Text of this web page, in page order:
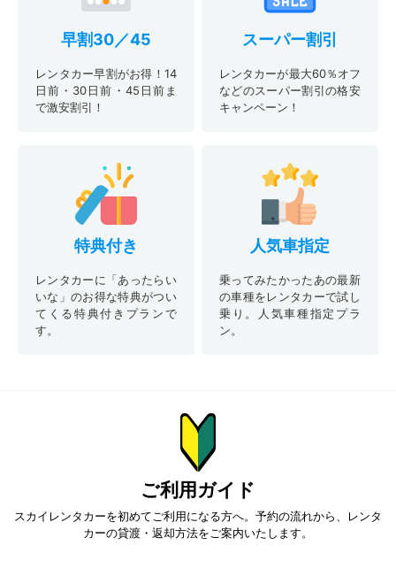
早割30／45
レンタカー早割がお得！14
日前・30日前・45日前ま
で激安割引！
スーパー割引
レンタカーが最大60％オフ
などのスーパー割引の格安
キャンペーン！
特典付き
レンタカーに「あったらい
いな」のお得な特典がつい
てくる特典付きプランで
す。
人気車指定
乗ってみたかったあの最新
の車種をレンタカーで試し
乗り。人気車種指定プラ
ン。
ご利用ガイド
スカイレンタカーを初めてご利用になる方へ。予約の流れから、
レンタ
カーの貸渡・返却方法をご案内いたします。